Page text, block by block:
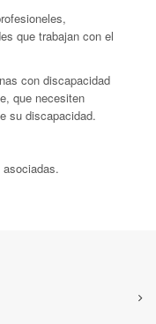
que trabajan con el
con discapacidad
que necesiten
su discapacidad.